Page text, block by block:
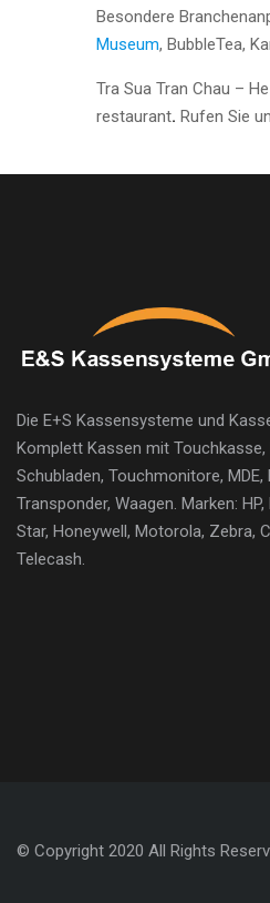
Besondere
Museum, BubbleTea,
Tra Sua Tran Chau –
restaurant. Rufen Sie
Die E+S Kassensysteme und
Komplett Kassen mit Touchkasse,
Schubladen, Touchmonitore, MDE,
Transponder, Waagen. Marken: HP,
Star, Honeywell, Motorola, Zebra,
Telecash.
© Copyright 2020 All Rights